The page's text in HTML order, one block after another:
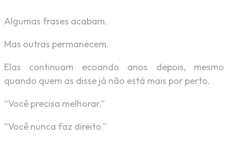
Algumas frases acabam.
Mas outras permanecem.
Elas continuam ecoando anos depois, mesmo
quando quem as disse já não está mais por perto.
“Você precisa melhorar.”
“Você nunca faz direito.”